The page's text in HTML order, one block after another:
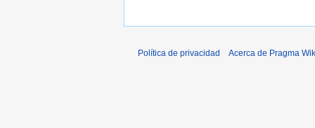
Política de privacidad Acerca de Pragma